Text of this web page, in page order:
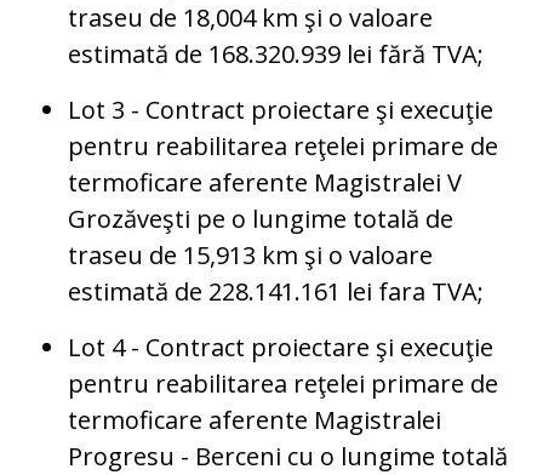
traseu de 18,004 km şi o valoare
estimată de 168.320.939 lei fără TVA;
Lot 3 - Contract proiectare şi execuţie
pentru reabilitarea reţelei primare de
termoficare aferente Magistralei V
Grozăveşti pe o lungime totală de
traseu de 15,913 km şi o valoare
estimată de 228.141.161 lei fara TVA;
Lot 4 - Contract proiectare şi execuţie
pentru reabilitarea reţelei primare de
termoficare aferente Magistralei
Progresu - Berceni cu o lungime totală